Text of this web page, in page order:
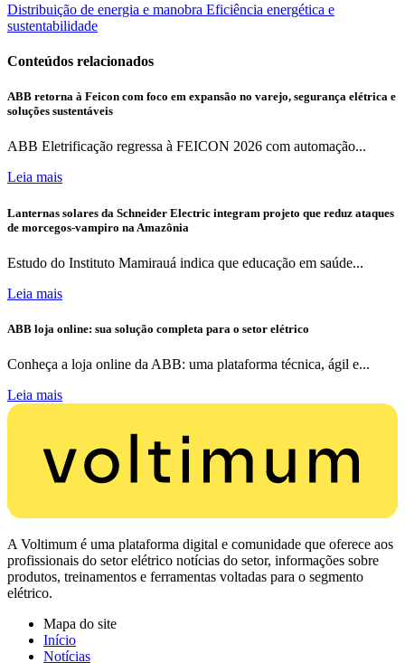
Distribuição de energia e manobra Eficiência energética e
sustentabilidade
Conteúdos relacionados
ABB retorna à Feicon com foco em expansão no varejo, segurança elétrica e
soluções sustentáveis
ABB Eletrificação regressa à FEICON 2026 com automação...
Leia mais
Lanternas solares da Schneider Electric integram projeto que reduz ataques
de morcegos-vampiro na Amazônia
Estudo do Instituto Mamirauá indica que educação em saúde...
Leia mais
ABB loja online: sua solução completa para o setor elétrico
Conheça a loja online da ABB: uma plataforma técnica, ágil e...
Leia mais
A Voltimum é uma plataforma digital e comunidade que oferece aos
profissionais do setor elétrico notícias do setor, informações sobre
produtos, treinamentos e ferramentas voltadas para o segmento
elétrico.
Mapa do site
Início
Notícias